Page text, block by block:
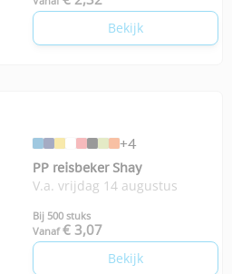
Bekijk
+4
PP reisbeker Shay
V.a. vrijdag 14 augustus
Bij 500 stuks
Vanaf € 3,07
Bekijk